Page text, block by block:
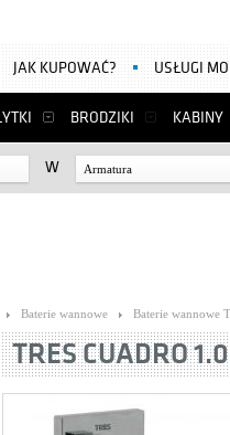
BRODZIKI KABINY
JAK KUPOWAĆ? USŁUGI
W Armatura
Baterie wannowe Baterie wannowe
TRES CUADRO